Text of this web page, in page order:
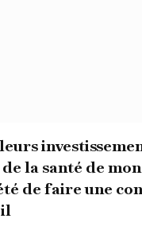
la santé de
de faire une